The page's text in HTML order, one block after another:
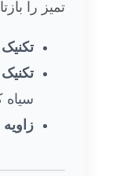
تمیز را
سیاه